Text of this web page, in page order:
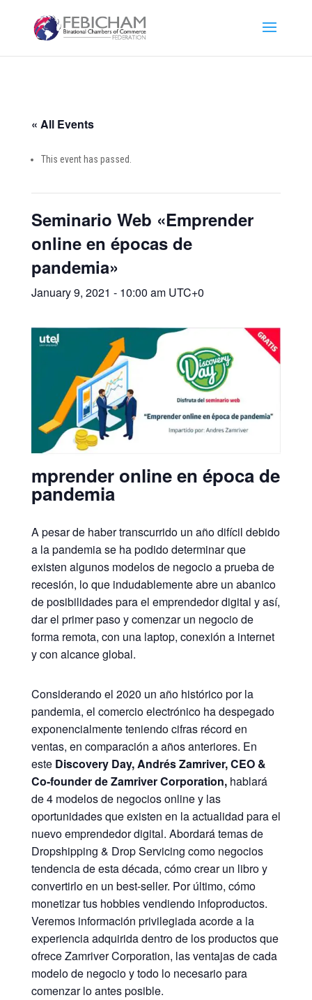
« All Events
This event has passed.
Seminario Web «Emprender
online en épocas de
pandemia»
January 9, 2021 - 10:00 am UTC+0
mprender online en época de
pandemia
A pesar de haber transcurrido un año difícil debido
a la pandemia se ha podido determinar que
existen algunos modelos de negocio a prueba de
recesión, lo que indudablemente abre un abanico
de posibilidades para el emprendedor digital y así,
dar el primer paso y comenzar un negocio de
forma remota, con una laptop, conexión a internet
y con alcance global.
Considerando el 2020 un año histórico por la
pandemia, el comercio electrónico ha despegado
exponencialmente teniendo cifras récord en
ventas, en comparación a años anteriores. En
este Discovery Day,Andrés Zamriver,CEO &
Co-founder de Zamriver Corporation, hablará
de 4 modelos de negocios online y las
oportunidades que existen en la actualidad para el
nuevo emprendedor digital. Abordará temas de
Dropshipping & Drop Servicing como negocios
tendencia de esta década, cómo crear un libro y
convertirlo en un best-seller. Por último, cómo
monetizar tus hobbies vendiendo infoproductos.
Veremos información privilegiada acorde a la
experiencia adquirida dentro de los productos que
ofrece Zamriver Corporation, las ventajas de cada
modelo de negocio y todo lo necesario para
comenzar lo antes posible.